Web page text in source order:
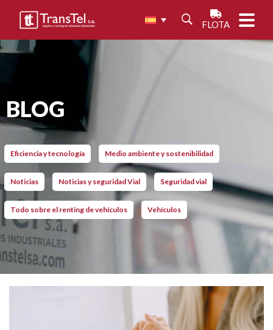
FLOTA
BLOG
Eficiencia y tecnología Medio ambiente y sostenibilidad
Noticias Noticias y seguridad Vial Seguridad vial
Todo sobre el renting de vehículos Vehículos